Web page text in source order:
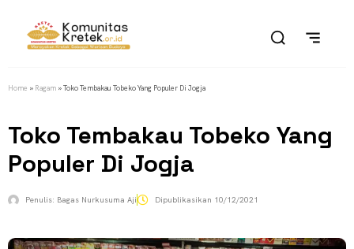
Home » Ragam »Toko Tembakau Tobeko Yang Populer Di Jogja
Toko Tembakau Tobeko Yang
Populer Di Jogja
Penulis: Bagas Nurkusuma Aji Dipublikasikan 10/12/2021